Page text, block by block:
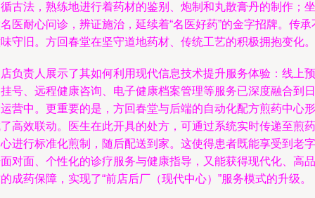
古法，熟练地进行着药材的鉴别、炮制和丸散膏丹的制作；坐
医耐心问诊，辨证施治，延续着“名医好药”的金字招牌。传承
守旧。方回春堂在坚守道地药材、传统工艺的积极拥抱变化。
负责人展示了其如何利用现代信息技术提升服务体验：线上预
号、远程健康咨询、电子健康档案管理等服务已深度融合到日
营中。更重要的是，方回春堂与后端的自动化配方煎药中心形
高效联动。医生在此开具的处方，可通过系统实时传递至煎药
进行标准化煎制，随后配送到家。这使得患者既能享受到老字
对面、个性化的诊疗服务与健康指导，又能获得现代化、高品
成药保障，实现了“前店后厂（现代中心）”服务模式的升级。